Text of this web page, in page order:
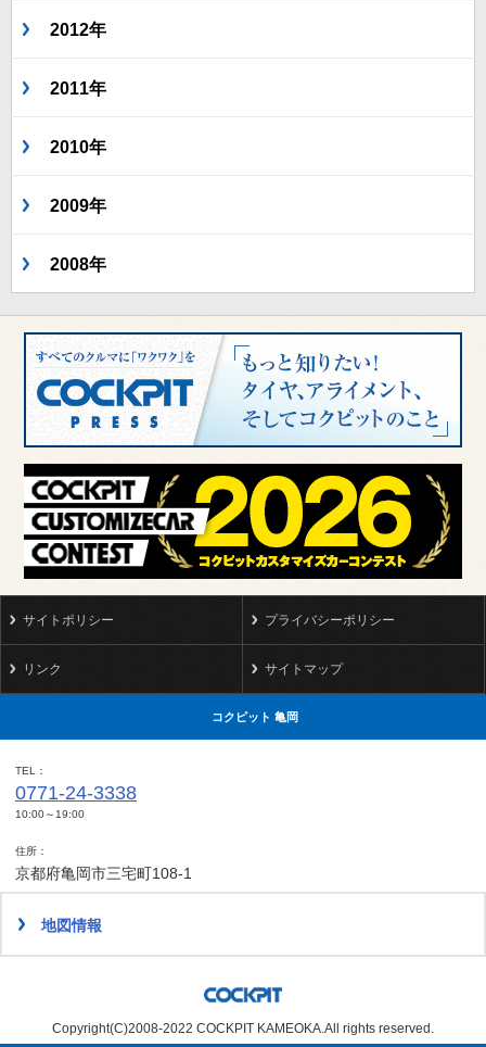
2012年
2011年
2010年
2009年
2008年
サイトポリシー プライバシーポリシー
リンク サイトマップ
コクピット 亀岡
TEL
0771-24-3338
10:00～19:00
住所
京都府亀岡市三宅町108-1
地図情報
Copyright(C)2008-2022 COCKPIT KAMEOKA.All rights reserved.